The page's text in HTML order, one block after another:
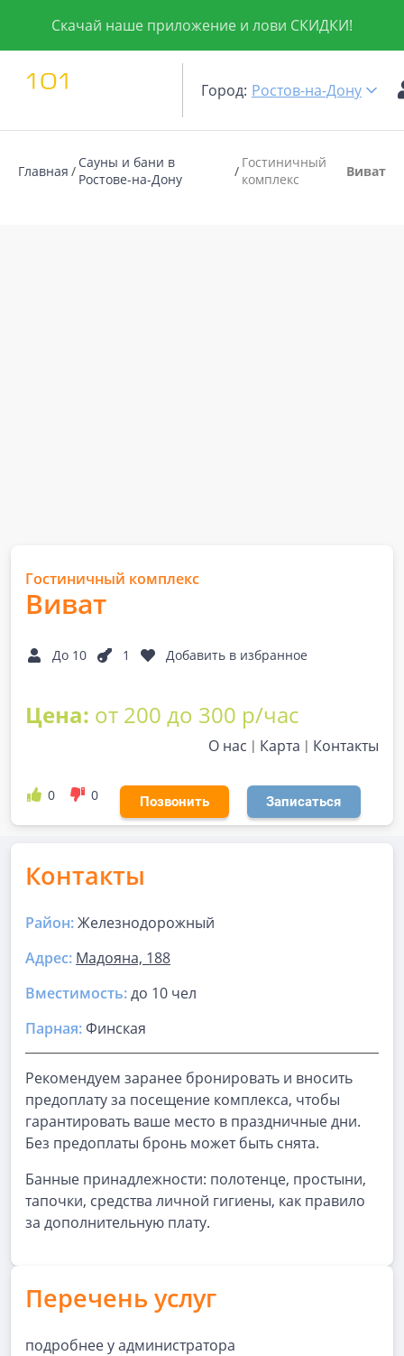
Скачай наше приложение и лови СКИДКИ!
Город: Ростов-на-Дону
Главная
Сауны и бани в
Ростове-на-Дону
Гостиничный
комплекс
Виват
Гостиничный комплекс
Виват
До 10 1 Добавить в избранное
Цена: от 200 до 300 р/час
О нас Карта Контакты
0 0 Позвонить Записаться
Контакты
Район:Железнодорожный
Адрес: Мадояна, 188
Вместимость:до 10 чел
Парная:Финская
Рекомендуем заранее бронировать и вносить
предоплату за посещение комплекса, чтобы
гарантировать ваше место в праздничные дни.
Без предоплаты бронь может быть снята.
Банные принадлежности: полотенце, простыни,
тапочки, средства личной гигиены, как правило
за дополнительную плату.
Перечень услуг
подробнее у администратора